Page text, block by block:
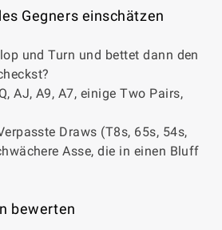
Gegners einschätzen
und Turn und bettet dann den
AJ, A9, A7, einige Two Pairs,
Draws (T8s, 65s, 54s,
Asse, die in einen Bluff
bewerten